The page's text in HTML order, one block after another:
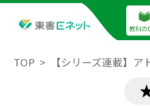
教科の
TOP 【シリーズ連載】